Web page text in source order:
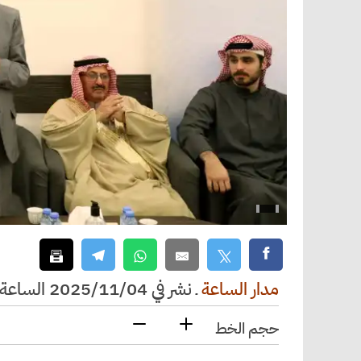
مدار الساعةـنشر في 2025/11/04 الساعة 19:27
حجم الخط